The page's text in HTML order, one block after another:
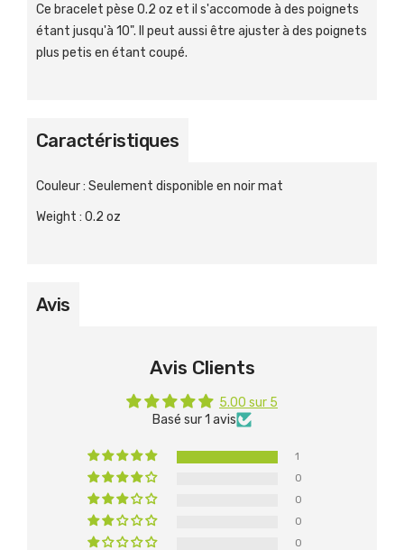
Ce bracelet pèse 0.2 oz et il s'accomode à des poignets
étant jusqu'à 10". Il peut aussi être ajuster à des poignets
plus petis en étant coupé.
Caractéristiques
Couleur: Seulement disponible en noir mat
Weight : 0.2 oz
Avis
Avis Clients
5.00 sur 5
Basé sur 1 avis
1
0
0
0
0